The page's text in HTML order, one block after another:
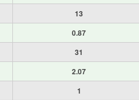
13
0.87
31
2.07
1